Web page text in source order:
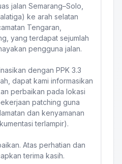
jalan Semarang–Solo,
ke arah selatan
Tengaran,
yang terdapat sejumlah
pengguna jalan.
dengan PPK 3.3
dapat kami informasikan
perbaikan pada lokasi
patching guna
dan kenyamanan
terlampir).
Atas perhatian dan
terima kasih.